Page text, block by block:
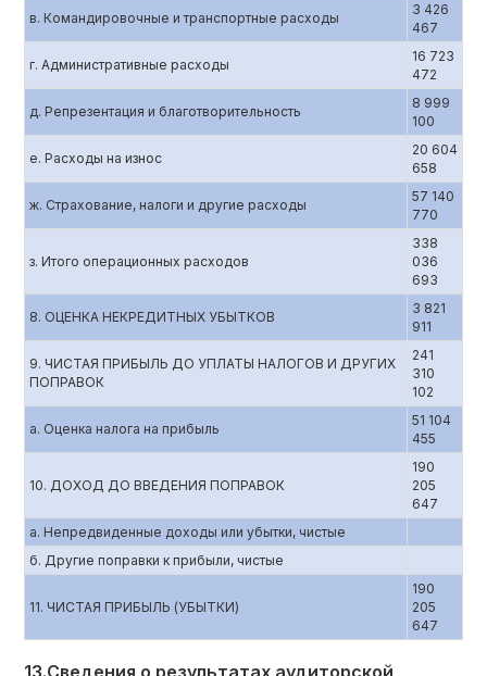
в. Командировочные и транспортные расходы
3 426
467
г. Административные расходы
16 723
472
д. Репрезентация и благотворительность
8 999
100
е. Расходы на износ
20 604
658
ж. Страхование, налоги и другие расходы
57 140
770
з. Итого операционных расходов
338
036
693
8. ОЦЕНКА НЕКРЕДИТНЫХ УБЫТКОВ
3 821
911
9. ЧИСТАЯ ПРИБЫЛЬ ДО УПЛАТЫ НАЛОГОВ И ДРУГИХ
ПОПРАВОК
241
310
102
а. Оценка налога на прибыль
51 104
455
10. ДОХОД ДО ВВЕДЕНИЯ ПОПРАВОК
190
205
647
а. Непредвиденные доходы или убытки, чистые
б. Другие поправки к прибыли, чистые
11. ЧИСТАЯ ПРИБЫЛЬ (УБЫТКИ)
190
205
647
13.Сведения о результатах аудиторской